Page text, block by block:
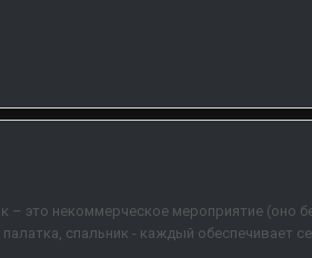
это некоммерческое мероприятие (оно
спальник - каждый обеспечивает